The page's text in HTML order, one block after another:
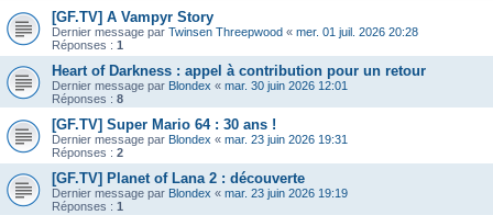
[GF.TV] A Vampyr Story
Dernier message par Twinsen Threepwood « mer. 01 juil. 2026 20:28
Réponses : 1
Heart of Darkness : appel à contribution pour un retour
Dernier message par Blondex « mar. 30 juin 2026 12:01
Réponses : 8
[GF.TV] Super Mario 64 : 30 ans !
Dernier message par Blondex « mar. 23 juin 2026 19:31
Réponses : 2
[GF.TV] Planet of Lana 2 : découverte
Dernier message par Blondex « mar. 23 juin 2026 19:19
Réponses : 1